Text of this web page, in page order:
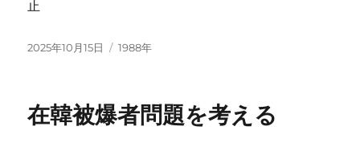
止
投
2025年10月15日
カ
ー
1988年
在韓被爆者問題を考える